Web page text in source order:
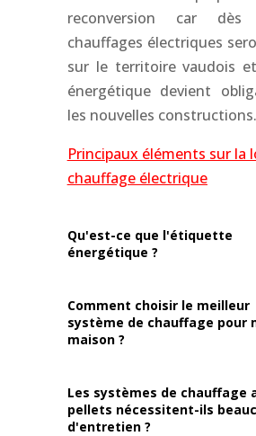
reconversion car
chauffages électriques
sur le territoire vaudois
énergétique devient
les nouvelles constructions.
Principaux éléments sur la
chauffage électrique
Qu'est-ce que l'étiquette
énergétique ?
Comment choisir le meilleur
système de chauffage pour
maison ?
Les systèmes de chauffage
pellets nécessitent-ils
d'entretien ?